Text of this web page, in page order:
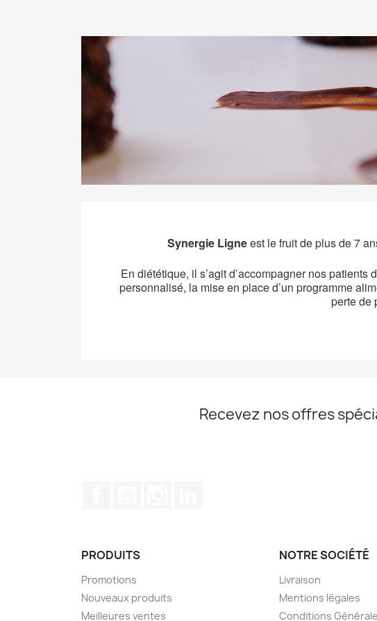
Synergie Ligneest le fruit de plus de 7
En diététique, il s’agit d’accompagner nos
personnalisé, la mise en place d’un programme
perte de
Recevez nos offres
PRODUITS
Promotions
Nouveaux produits
Meilleures ventes
NOTRE SOCIÉTÉ
Livraison
Mentions légales
Conditions